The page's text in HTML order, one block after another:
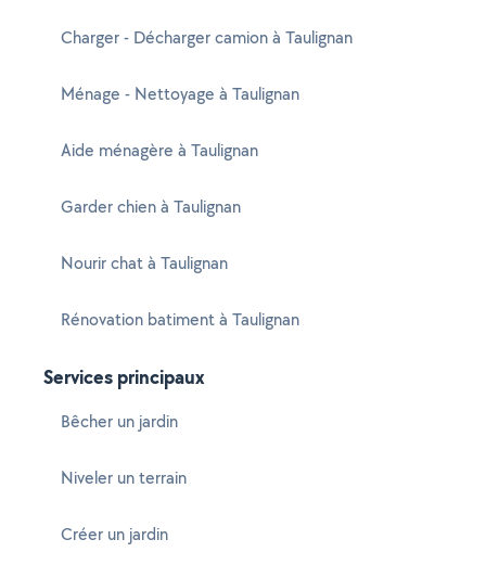
Charger - Décharger camion à Taulignan
Ménage - Nettoyage à Taulignan
Aide ménagère à Taulignan
Garder chien à Taulignan
Nourir chat à Taulignan
Rénovation batiment à Taulignan
Services principaux
Bêcher un jardin
Niveler un terrain
Créer un jardin